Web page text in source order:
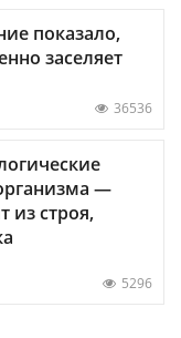
показало,
заселяет
36536
—
из строя,
5296